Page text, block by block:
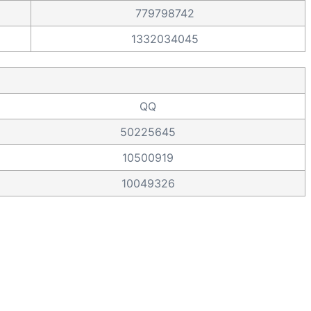
779798742
1332034045
QQ
50225645
10500919
10049326